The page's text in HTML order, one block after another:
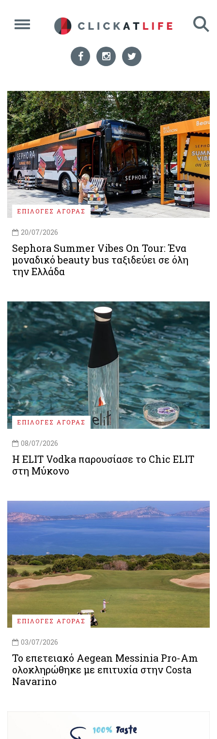
ΕΠΙΛΟΓΕΣ ΑΓΟΡΑΣ
20/07/2026
Sephora Summer Vibes On Tour: Ένα
μοναδικό beauty bus ταξιδεύει σε όλη
την Ελλάδα
ΕΠΙΛΟΓΕΣ ΑΓΟΡΑΣ
08/07/2026
Η ELIT Vodka παρουσίασε το Chic ELIT
στη Μύκονο
ΕΠΙΛΟΓΕΣ ΑΓΟΡΑΣ
03/07/2026
Το επετειακό Aegean Messinia Pro-Am
ολοκληρώθηκε με επιτυχία στην Costa
Navarino